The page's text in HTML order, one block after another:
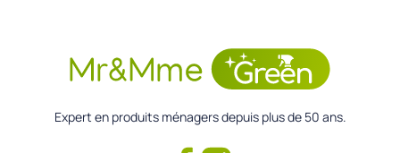
Expert en produits ménagers depuis plus de 50 ans.